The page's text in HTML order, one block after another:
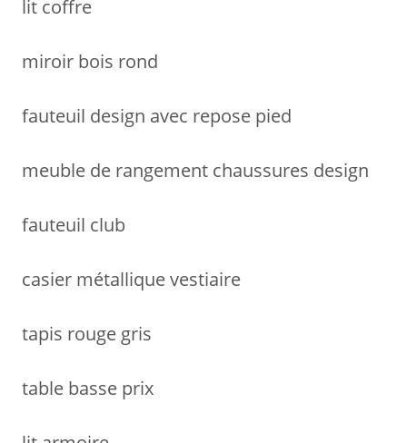
lit coffre
miroir bois rond
fauteuil design avec repose pied
meuble de rangement chaussures design
fauteuil club
casier métallique vestiaire
tapis rouge gris
table basse prix